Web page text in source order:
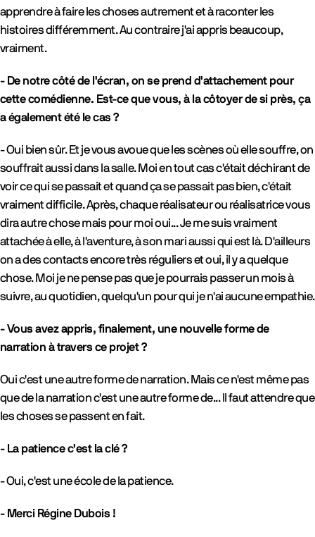
apprendre à faire les choses autrement et à raconter les
histoires différemment. Au contraire j'ai appris beaucoup,
vraiment.
- De notre côté de l'écran, on se prend d'attachement pour
cette comédienne. Est-ce que vous, à la côtoyer de si près, ça
a également été le cas ?
- Oui bien sûr. Et je vous avoue que les scènes où elle souffre, on
souffrait aussi dans la salle. Moi en tout cas c'était déchirant de
voir ce qui se passait et quand ça se passait pas bien, c'était
vraiment difficile. Après, chaque réalisateur ou réalisatrice vous
dira autre chose mais pour moi oui... Je me suis vraiment
attachée à elle, à l'aventure, à son mari aussi qui est là. D'ailleurs
on a des contacts encore très réguliers et oui, il y a quelque
chose. Moi je ne pense pas que je pourrais passer un mois à
suivre, au quotidien, quelqu'un pour qui je n'ai aucune empathie.
- Vous avez appris, finalement, une nouvelle forme de
narration à travers ce projet ?
Oui c'est une autre forme de narration. Mais ce n'est même pas
que de la narration c'est une autre forme de... Il faut attendre que
les choses se passent en fait.
- La patience c'est la clé ?
- Oui, c'est une école de la patience.
- Merci Régine Dubois !